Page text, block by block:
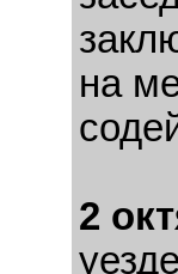
на
2